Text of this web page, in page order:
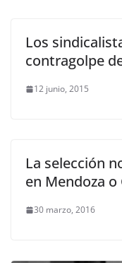
Los
contragolpe
12 junio, 2015
La selección
en Mendoza
30 marzo, 2016